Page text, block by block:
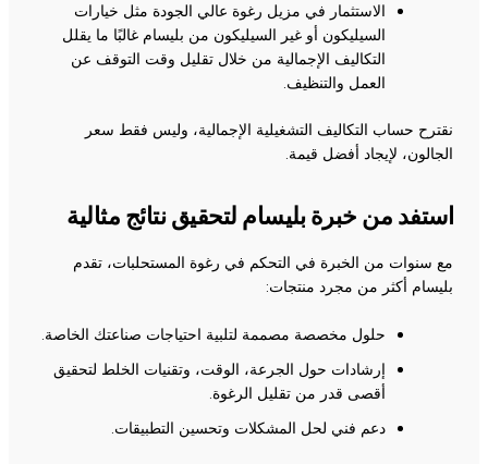
الاستثمار في مزيل رغوة عالي الجودة مثل خيارات
السيليكون أو غير السيليكون من بليسام غالبًا ما يقلل
التكاليف الإجمالية من خلال تقليل وقت التوقف عن
العمل والتنظيف.
نقترح حساب التكاليف التشغيلية الإجمالية، وليس فقط سعر
الجالون، لإيجاد أفضل قيمة.
استفد من خبرة بليسام لتحقيق نتائج مثالية
مع سنوات من الخبرة في التحكم في رغوة المستحلبات، تقدم
بليسام أكثر من مجرد منتجات:
حلول مخصصة مصممة لتلبية احتياجات صناعتك الخاصة.
إرشادات حول الجرعة، الوقت، وتقنيات الخلط لتحقيق
أقصى قدر من تقليل الرغوة.
دعم فني لحل المشكلات وتحسين التطبيقات.